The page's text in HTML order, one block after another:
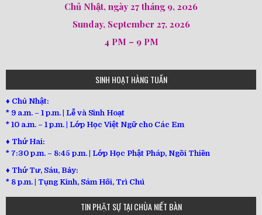
Chủ Nhật, ngày 27 tháng 9, 2026
Sunday, September 27, 2026
4 PM – 9 PM
SINH HOẠT HÀNG TUẦN
♦ Chủ Nhật:
* 9 a.m. – 1 p.m. | Lễ và Sinh Hoạt
* 10 a.m. – 1 p.m. | Lớp Học Việt Ngữ cho Các Em
♦ Thứ Hai:
* 7:30 p.m. – 8:45 p.m. | Lớp Học Phật Pháp, Ngồi Thiền
♦ Thứ Tư, Sáu, Bảy:
* 8 p.m. | Tụng Kinh, Sám Hối, Trì Chú
TIN PHẬT SỰ TẠI CHÙA NIẾT BÀN